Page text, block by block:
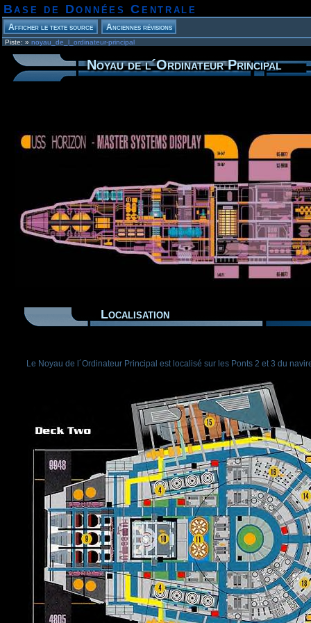
Base de Données Centrale
Piste: » noyau_de_l_ordinateur-principal
Noyau de l´Ordinateur Principal
Localisation
Le Noyau de l´Ordinateur Principal est localisé sur les Ponts 2 et 3 du